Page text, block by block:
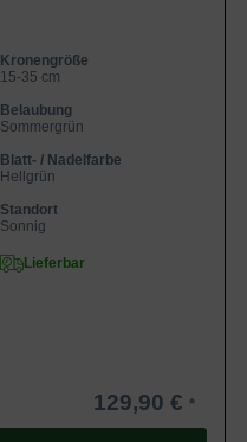
Kronengröße
15-35 cm
Belaubung
Sommergrün
Blatt- / Nadelfarbe
Hellgrün
Standort
Sonnig
Lieferbar
129,90 €